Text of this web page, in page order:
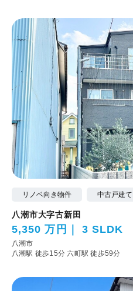
リノベ向き物件 中古戸建て
八潮市大字古新田
5,350 万円 3 SLDK
八潮市
八潮駅 徒歩15分六町駅 徒歩59分